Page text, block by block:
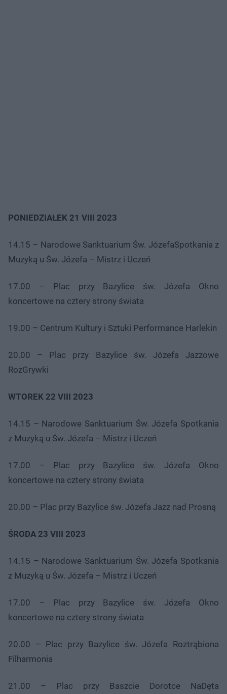
PONIEDZIAŁEK 21 VIII 2023
14.15 – Narodowe Sanktuarium Św. JózefaSpotkania z
Muzyką u Św. Józefa – Mistrz i Uczeń
17.00 – Plac przy Bazylice św. Józefa Okno
koncertowe na cztery strony świata
19.00 – Centrum Kultury i Sztuki Performance Harlekin
20.00 – Plac przy Bazylice św. Józefa Jazzowe
RozGrywki
WTOREK 22 VIII 2023
14.15 – Narodowe Sanktuarium Św. Józefa Spotkania
z Muzyką u Św. Józefa – Mistrz i Uczeń
17.00 – Plac przy Bazylice św. Józefa Okno
koncertowe na cztery strony świata
20.00 – Plac przy Bazylice św. Józefa Jazz nad Prosną
ŚRODA 23 VIII 2023
14.15 – Narodowe Sanktuarium Św. Józefa Spotkania
z Muzyką u Św. Józefa – Mistrz i Uczeń
17.00 – Plac przy Bazylice św. Józefa Okno
koncertowe na cztery strony świata
20.00 – Plac przy Bazylice św. Józefa Roztrąbiona
Filharmonia
21.00 – Plac przy Baszcie Dorotce NaDęta